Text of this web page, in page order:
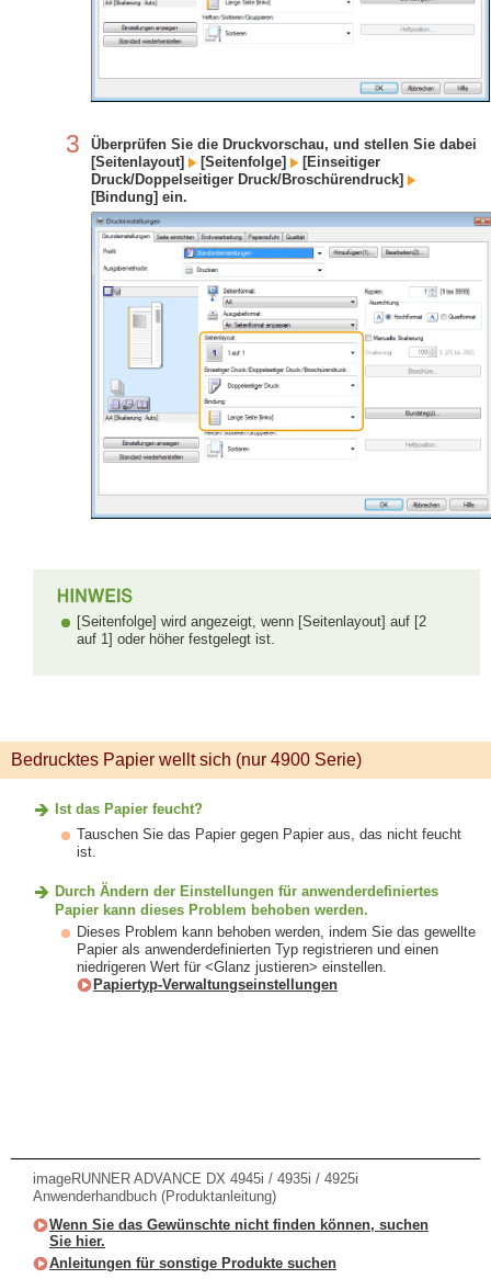
3
Überprüfen Sie die Druckvorschau, und stellen Sie dabei
[Seitenlayout]
[Seitenfolge]
[Einseitiger
Druck/Doppelseitiger Druck/Broschürendruck]
[Bindung] ein.
[Seitenfolge] wird angezeigt, wenn [Seitenlayout] auf [2
auf 1] oder höher festgelegt ist.
Bedrucktes Papier wellt sich (nur 4900 Serie)
Ist das Papier feucht?
Tauschen Sie das Papier gegen Papier aus, das nicht feucht
ist.
Durch Ändern der Einstellungen für anwenderdefiniertes
Papier kann dieses Problem behoben werden.
Dieses Problem kann behoben werden, indem Sie das gewellte
Papier als anwenderdefinierten Typ registrieren und einen
niedrigeren Wert für <Glanz justieren> einstellen.
Papiertyp-Verwaltungseinstellungen
imageRUNNER ADVANCE DX 4945i / 4935i / 4925i
Anwenderhandbuch (Produktanleitung)
Wenn Sie das Gewünschte nicht finden können, suchen
Sie hier.
Anleitungen für sonstige Produkte suchen